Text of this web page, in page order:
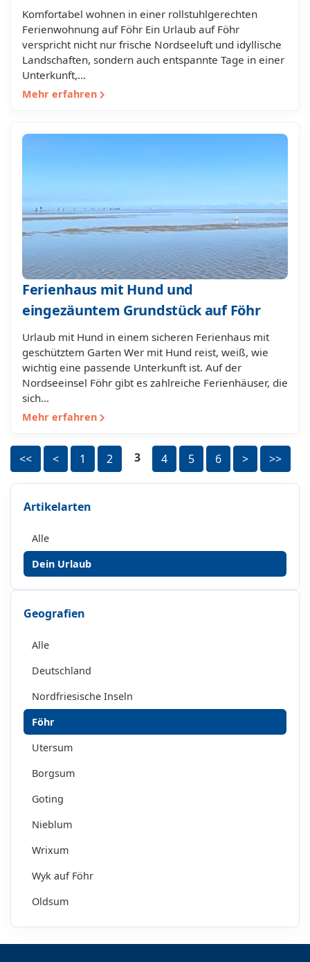
Komfortabel wohnen in einer rollstuhlgerechten
Ferienwohnung auf Föhr Ein Urlaub auf Föhr
verspricht nicht nur frische Nordseeluft und idyllische
Landschaften, sondern auch entspannte Tage in einer
Unterkunft,…
Mehr erfahren
Ferienhaus mit Hund und
eingezäuntem Grundstück auf Föhr
Urlaub mit Hund in einem sicheren Ferienhaus mit
geschütztem Garten Wer mit Hund reist, weiß, wie
wichtig eine passende Unterkunft ist. Auf der
Nordseeinsel Föhr gibt es zahlreiche Ferienhäuser, die
sich…
Mehr erfahren
<< < 1 2 3 4 5 6 > >>
Artikelarten
Alle
Dein Urlaub
Geografien
Alle
Deutschland
Nordfriesische Inseln
Föhr
Utersum
Borgsum
Goting
Nieblum
Wrixum
Wyk auf Föhr
Oldsum